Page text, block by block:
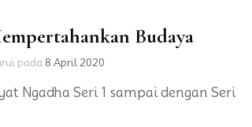
Budaya
pada 8 April 2020
Ngadha Seri 1 sampai dengan Seri